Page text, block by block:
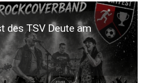
des TSV Deute am